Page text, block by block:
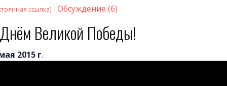
ссылка] Обсуждение (6)
Великой Победы!
2015 г.